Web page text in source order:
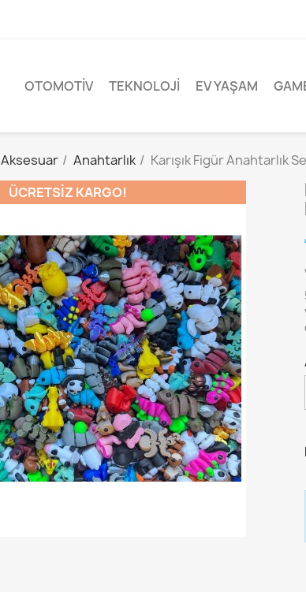
OTOMOTIV TEKNOLOJI EV YAŞAM
Aksesuar Anahtarlık
Karışık Figür Anahtarlık
ÜCRETSIZ KARGO!